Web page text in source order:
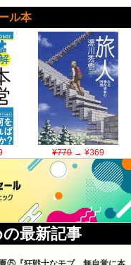
ル本
¥770→ ¥369
最新記事